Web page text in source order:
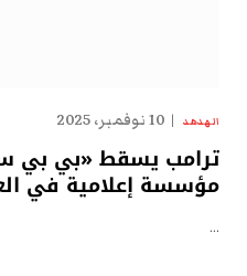
الهدهد 10 نوفمبر، 2025
ترامب يسقط «بي بي
مؤسسة إعلامية في
…